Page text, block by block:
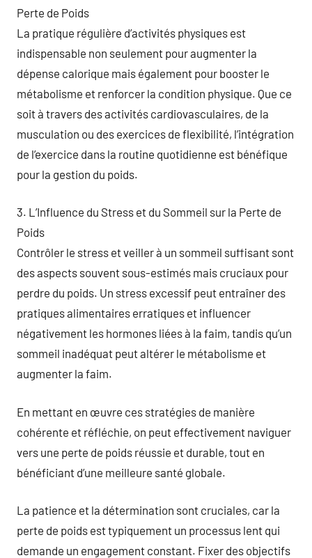
Perte de Poids
La pratique régulière d’activités physiques est
indispensable non seulement pour augmenter la
dépense calorique mais également pour booster le
métabolisme et renforcer la condition physique. Que ce
soit à travers des activités cardiovasculaires, de la
musculation ou des exercices de flexibilité, l’intégration
de l’exercice dans la routine quotidienne est bénéfique
pour la gestion du poids.
3. L’Influence du Stress et du Sommeil sur la Perte de
Poids
Contrôler le stress et veiller à un sommeil suffisant sont
des aspects souvent sous-estimés mais cruciaux pour
perdre du poids. Un stress excessif peut entraîner des
pratiques alimentaires erratiques et influencer
négativement les hormones liées à la faim, tandis qu’un
sommeil inadéquat peut altérer le métabolisme et
augmenter la faim.
En mettant en œuvre ces stratégies de manière
cohérente et réfléchie, on peut effectivement naviguer
vers une perte de poids réussie et durable, tout en
bénéficiant d’une meilleure santé globale.
La patience et la détermination sont cruciales, car la
perte de poids est typiquement un processus lent qui
demande un engagement constant. Fixer des objectifs